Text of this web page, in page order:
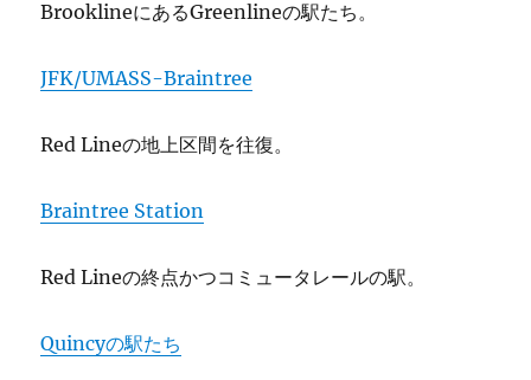
BrooklineにあるGreenlineの駅たち。
JFK/UMASS-Braintree
Red Lineの地上区間を往復。
Braintree Station
Red Lineの終点かつコミュータレールの駅。
Quincyの駅たち